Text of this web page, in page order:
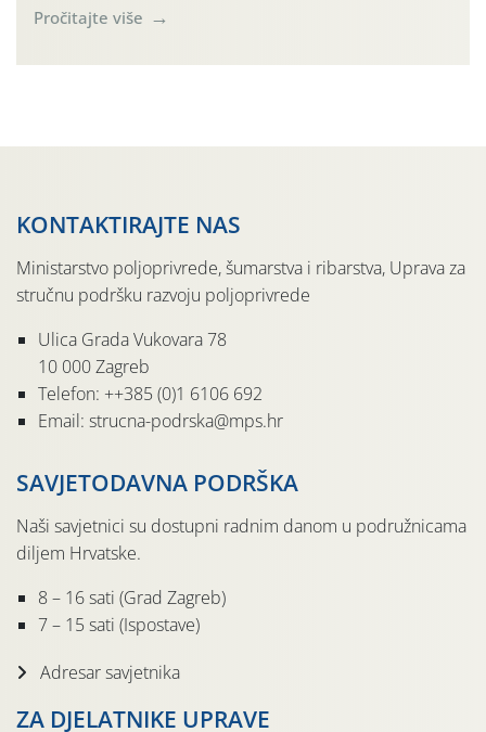
Pročitajte više
KONTAKTIRAJTE NAS
Ministarstvo poljoprivrede, šumarstva i ribarstva, Uprava za
stručnu podršku razvoju poljoprivrede
Ulica Grada Vukovara 78
10 000 Zagreb
Telefon: ++385 (0)1 6106 692
Email: strucna-podrska@mps.hr
SAVJETODAVNA PODRŠKA
Naši savjetnici su dostupni radnim danom u podružnicama
diljem Hrvatske.
8 – 16 sati (Grad Zagreb)
7 – 15 sati (Ispostave)
Adresar savjetnika
ZA DJELATNIKE UPRAVE